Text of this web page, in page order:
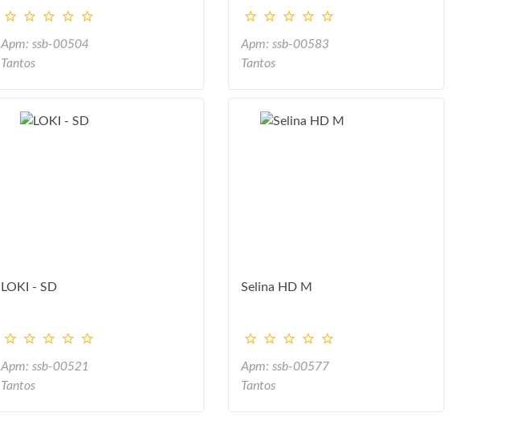
Арт: ssb-00504
Tantos
Арт: ssb-00583
Tantos
LOKI - SD
Арт: ssb-00521
Tantos
Selina HD M
Арт: ssb-00577
Tantos